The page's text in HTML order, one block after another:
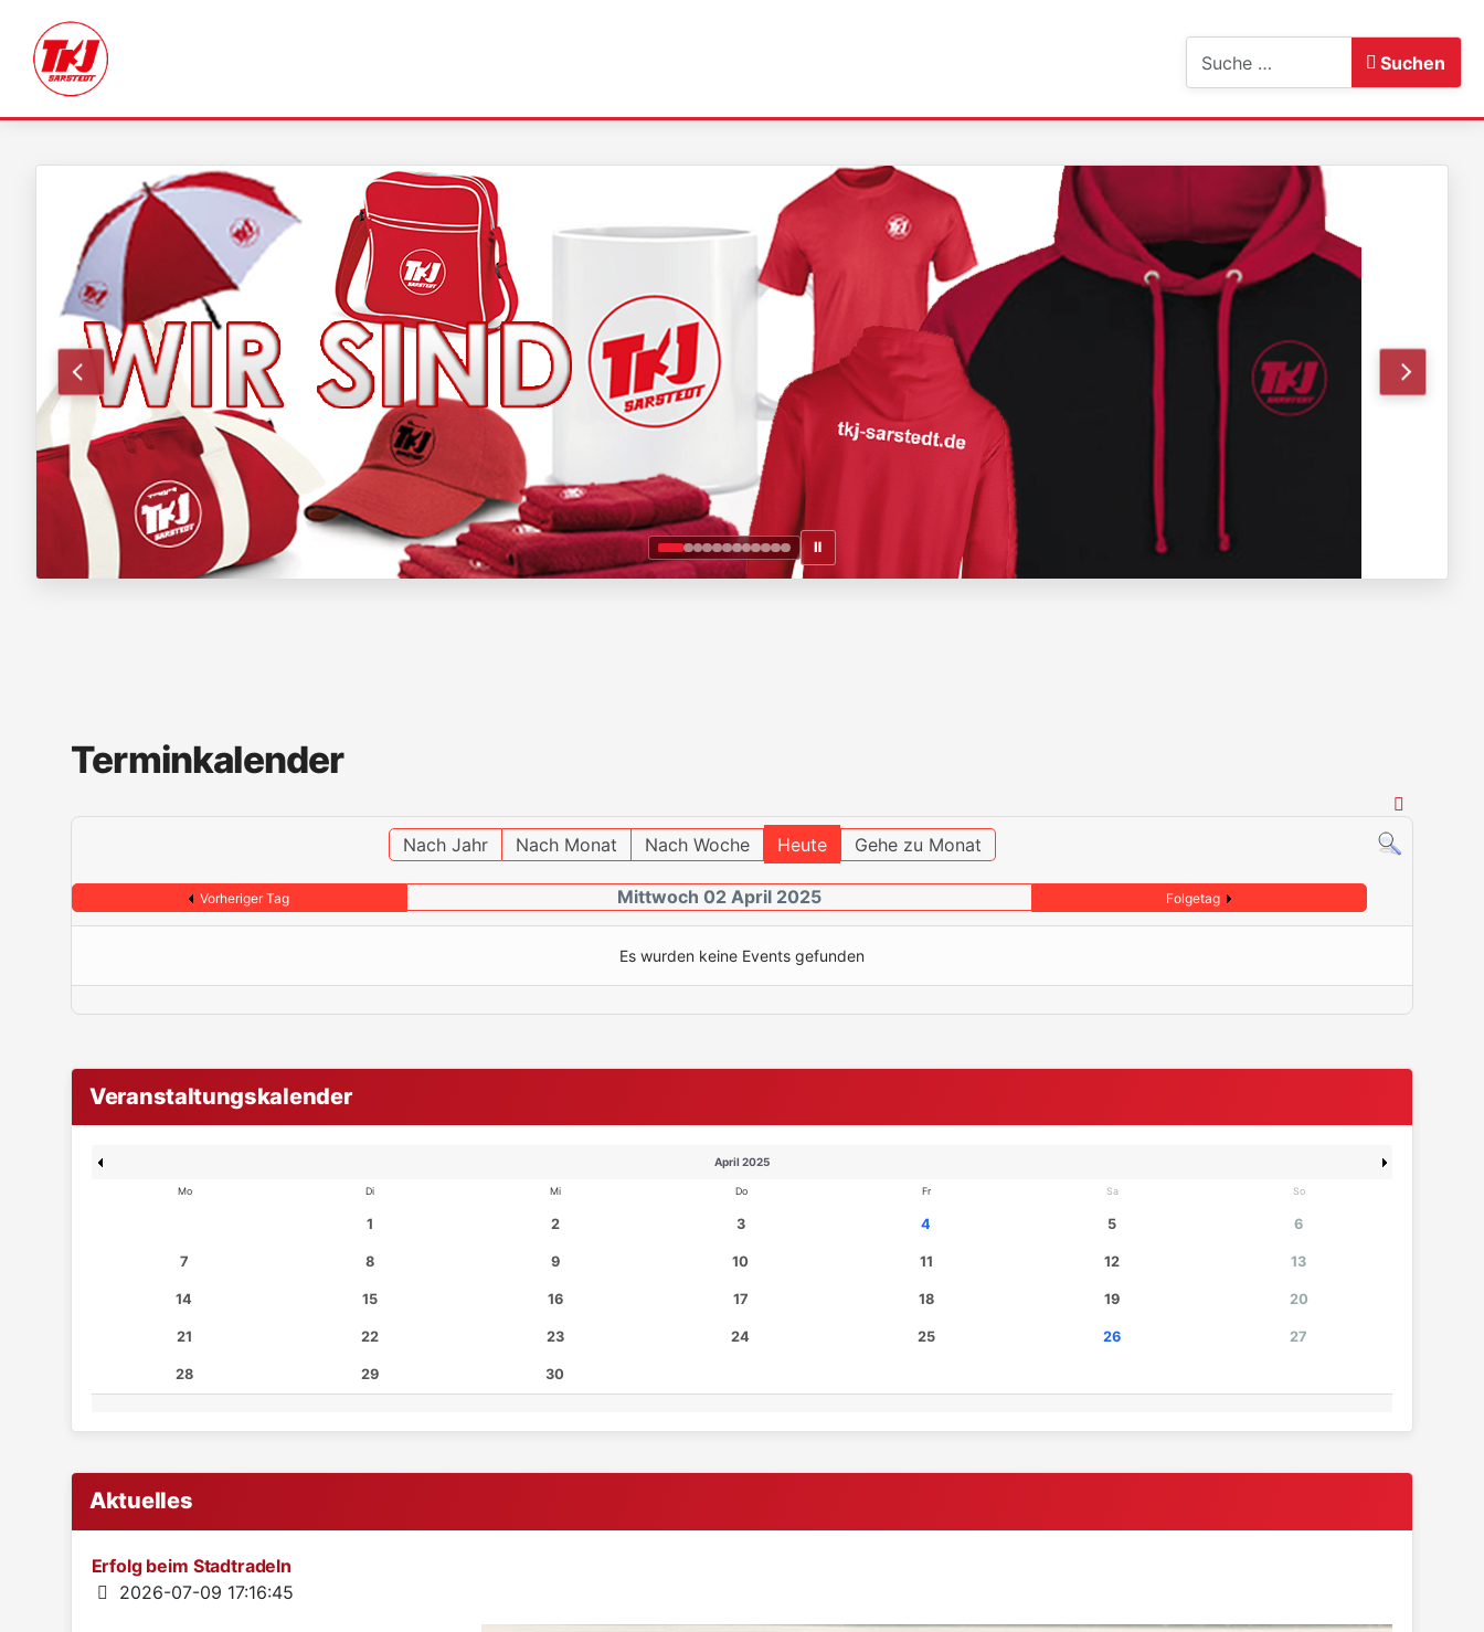
Suchen
Ⅱ
Terminkalender
Nach Jahr Nach Monat Nach Woche Heute Gehe zu Monat
Vorheriger Tag Mittwoch 02 April 2025 Folgetag
Es wurden keine Events gefunden
Veranstaltungskalender
April 2025
Mo Di Mi Do Fr Sa So
1 2 3 4 5 6
7 8 9 10 11 12 13
14 15 16 17 18 19 20
21 22 23 24 25 26 27
28 29 30
Aktuelles
Erfolg beim Stadtradeln
Details
2026-07-09 17:16:45